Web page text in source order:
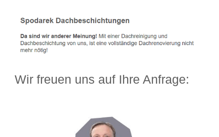
Wir freuen uns auf Ihre Anfrage: